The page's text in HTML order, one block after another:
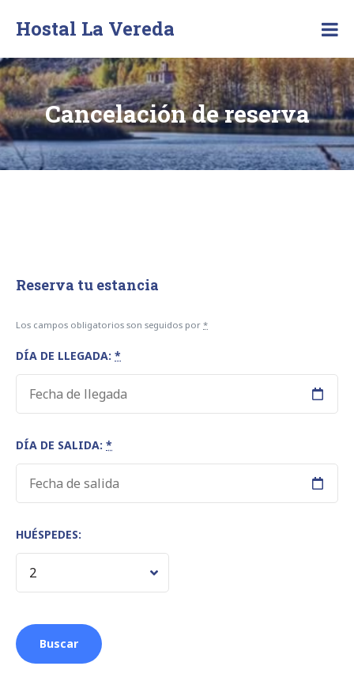
Hostal La Vereda
Cancelación de reserva
Reserva tu estancia
Los campos obligatorios son seguidos por *
DÍA DE LLEGADA: *
DÍA DE SALIDA: *
HUÉSPEDES: